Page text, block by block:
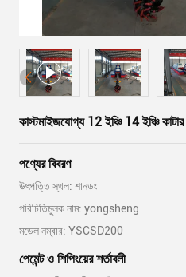
কাস্টমাইজযোগ্য 12 ইঞ্চি 14 ইঞ্চি
পণ্যের বিবরণ
উৎপত্তি স্থল: শানডং
পরিচিতিমুলক নাম: yongsheng
মডেল নম্বার: YSCSD200
পেমেন্ট ও শিপিংয়ের শর্তাবলী